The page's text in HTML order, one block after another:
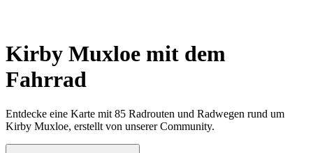
Kirby Muxloe mit dem
Fahrrad
Entdecke eine Karte mit 85 Radrouten und Radwegen rund um
Kirby Muxloe, erstellt von unserer Community.